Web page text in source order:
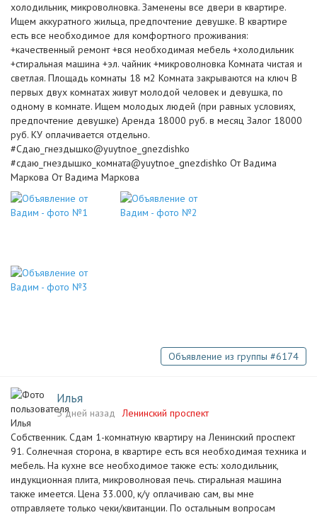
холодильник, микроволновка. Заменены все двери в квартире.
Ищем аккуратного жильца, предпочтение девушке. В квартире
есть все необходимое для комфортного проживания:
+качественный ремонт +вся необходимая мебель +холодильник
+стиральная машина +эл. чайник +микроволновка Комната чистая и
светлая. Площадь комнаты 18 м2 Комната закрываются на ключ В
первых двух комнатах живут молодой человек и девушка, по
одному в комнате. Ищем молодых людей (при равных условиях,
предпочтение девушке) Аренда 18000 руб. в месяц Залог 18000
руб. КУ оплачивается отдельно.
#Сдаю_гнездышко@yuytnoe_gnezdishko
#сдаю_гнездышко_комната@yuytnoe_gnezdishko От Вадима
Маркова От Вадима Маркова
Объявление из группы #6174
Илья
5 дней назад
Ленинский проспект
Собственник. Сдам 1-комнатную кваpтиру на Ленинский проспект
91. Солнечная сторона, в квартире есть вся необходимая техника и
мебель. На кухне все необходимое также есть: холодильник,
индукционная плита, микроволновая печь. стиральная машина
также имеется. Цена 33.000, к/у оплачиваю сам, вы мне
отправляете только чеки/квитанции. По остальным вопросам